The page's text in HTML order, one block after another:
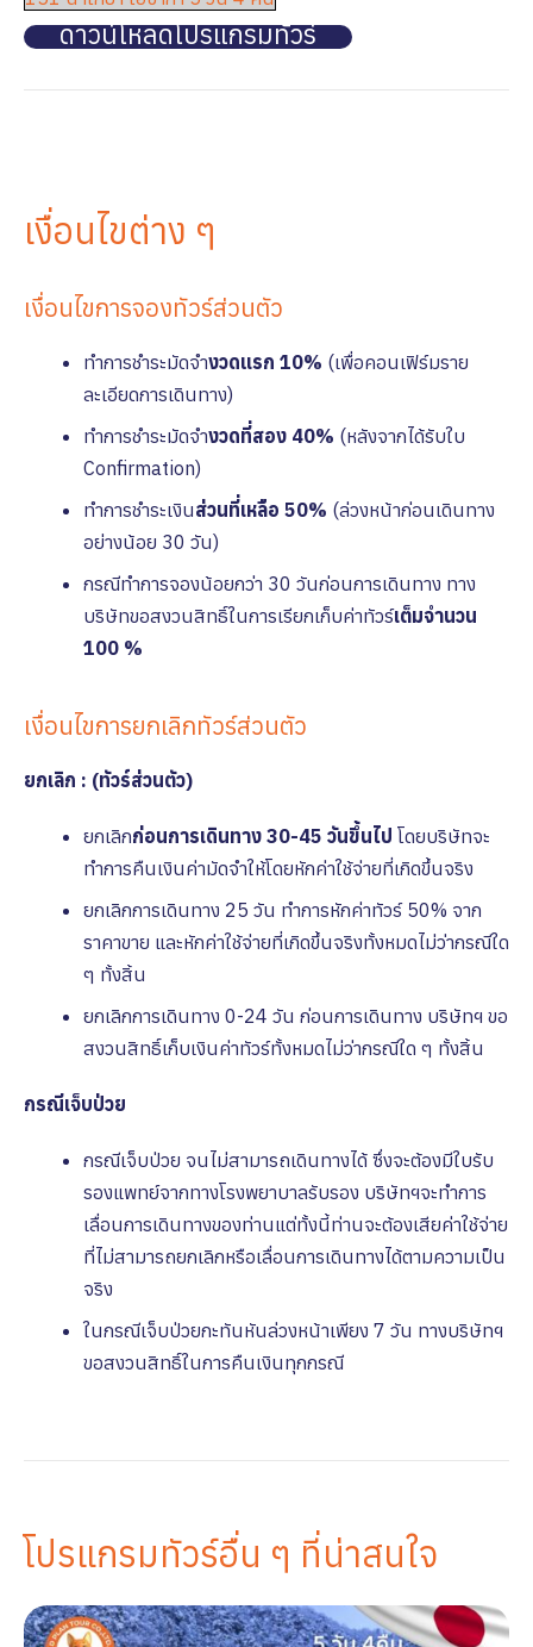
ดาวน์โหลดโปรแกรมทัวร์
เงื่อนไขต่าง ๆ
เงื่อนไขการจองทัวร์ส่วนตัว
ทำการชำระมัดจำงวดแรก 10% (เพื่อคอนเฟิร์มราย
ละเอียดการเดินทาง)
ทำการชำระมัดจำงวดที่สอง 40% (หลังจากได้รับใบ
Confirmation)
ทำการชำระเงินส่วนที่เหลือ 50% (ล่วงหน้าก่อนเดินทาง
อย่างน้อย 30 วัน)
กรณีทำการจองน้อยกว่า 30 วันก่อนการเดินทาง ทาง
บริษัทขอสงวนสิทธิ์ในการเรียกเก็บค่าทัวร์เต็มจํานวน
100 %
เงื่อนไขการยกเลิกทัวร์ส่วนตัว
ยกเลิก : (ทัวร์ส่วนตัว)
ยกเลิกก่อนการเดินทาง 30-45 วันขึ้นไป โดยบริษัทจะ
ทำการคืนเงินค่ามัดจำให้โดยหักค่าใช้จ่ายที่เกิดขึ้นจริง
ยกเลิกการเดินทาง 25 วัน ทำการหักค่าทัวร์ 50% จาก
ราคาขาย และหักค่าใช้จ่ายที่เกิดขึ้นจริงทั้งหมดไม่ว่ากรณีใด
ๆ ทั้งสิ้น
ยกเลิกการเดินทาง 0-24 วัน ก่อนการเดินทาง บริษัทฯ ขอ
สงวนสิทธิ์เก็บเงินค่าทัวร์ทั้งหมดไม่ว่ากรณีใด ๆ ทั้งสิ้น
กรณีเจ็บป่วย
กรณีเจ็บป่วย จนไม่สามารถเดินทางได้ ซึ่งจะต้องมีใบรับ
รองแพทย์จากทางโรงพยาบาลรับรอง บริษัทฯจะทําการ
เลื่อนการเดินทางของท่านแต่ทั้งนี้ท่านจะต้องเสียค่าใช้จ่าย
ที่ไม่สามารถยกเลิกหรือเลื่อนการเดินทางได้ตามความเป็น
จริง
ในกรณีเจ็บป่วยกะทันหันล่วงหน้าเพียง 7 วัน ทางบริษัทฯ
ขอสงวนสิทธิ์ในการคืนเงินทุกกรณี
โปรแกรมทัวร์อื่น ๆ ที่น่าสนใจ